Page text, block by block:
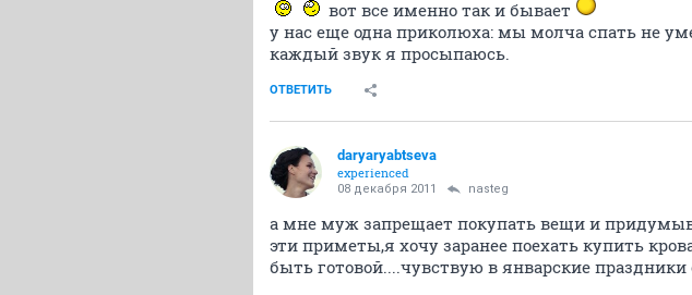
вот все именно так и бывает
у нас еще одна приколюха: мы молча спать не
каждый звук я просыпаюсь.
ОТВЕТИТЬ
daryaryabtseva
experienced
08 декабря 2011 nasteg
а мне муж запрещает покупать вещи и
эти приметы,я хочу заранее поехать купить
быть готовой....чувствую в январские